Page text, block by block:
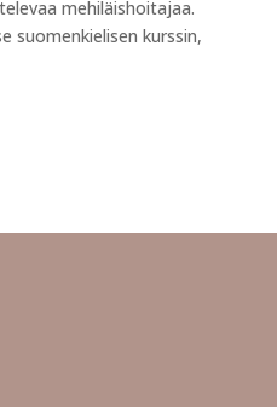
mehiläishoitajaa.
suomenkielisen kurssin,